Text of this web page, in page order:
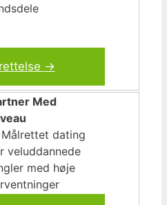
→
Med
dating
veluddannede
med høje